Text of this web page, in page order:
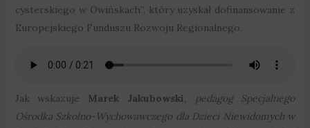
cysterskiego w Owińskach”, który uzyskał dofinansowanie z
Europejskiego Funduszu Rozwoju Regionalnego.
Jak wskazuje Marek Jakubowski, pedagog Specjalnego
Ośrodka Szkolno-Wychowawczego dla Dzieci Niewidomych w